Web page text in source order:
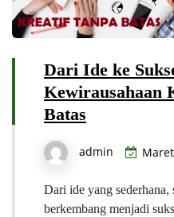
Dari Ide ke
Kewirausahaan
Batas
admin
Dari ide yang sederhana,
berkembang menjadi